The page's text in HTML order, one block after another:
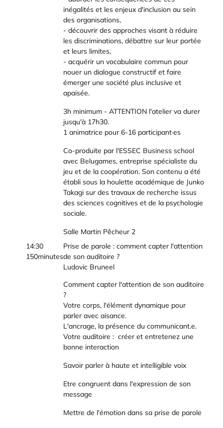
inégalités et les enjeux d'inclusion au sein
des organisations,
- découvrir des approches visant à réduire
les discriminations, débattre sur leur portée
et leurs limites,
- acquérir un vocabulaire commun pour
nouer un dialogue constructif et faire
émerger une société plus inclusive et
apaisée.
3h minimum - ATTENTION l'atelier va durer
jusqu'à 17h30.
1 animatrice pour 6-16 participant·es
Co-produite par l'ESSEC Business school
avec Belugames, entreprise spécialiste du
jeu et de la coopération. Son contenu a été
établi sous la houlette académique de Junko
Takagi sur des travaux de recherche issus
des sciences cognitives et de la psychologie
sociale.
Salle Martin Pêcheur 2
14:30
150minutes
Prise de parole : comment capter l'attention
de son auditoire ?
Ludovic Bruneel
Comment capter l'attention de son auditoire
?
Votre corps, l'élément dynamique pour
parler avec aisance.
L'ancrage, la présence du communicant.e.
Votre auditoire : créer et entretenez une
bonne interaction
Savoir parler à haute et intelligible voix
Etre congruent dans l'expression de son
message
Mettre de l'émotion dans sa prise de parole